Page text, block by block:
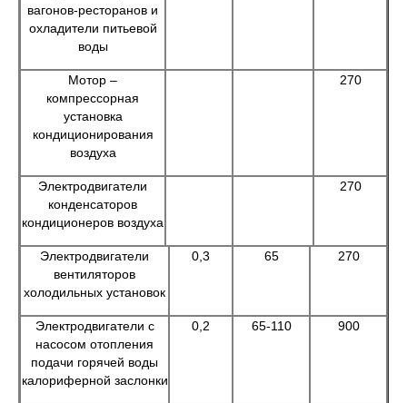
вагонов-ресторанов и
охладители питьевой
воды
Мотор –
компрессорная
установка
кондиционирования
воздуха
270
Электродвигатели
конденсаторов
кондиционеров воздуха
270
Электродвигатели
вентиляторов
холодильных установок
0,3 65 270
Электродвигатели с
насосом отопления
подачи горячей воды
калориферной заслонки
0,2 65-110 900